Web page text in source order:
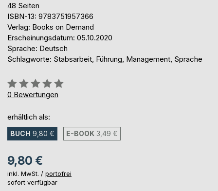
48 Seiten
ISBN-13: 9783751957366
Verlag: Books on Demand
Erscheinungsdatum: 05.10.2020
Sprache: Deutsch
Schlagworte: Stabsarbeit, Führung, Management, Sprache
Bewertung::
0%
0 Bewertungen
erhältlich als:
BUCH 9,80 € E-BOOK 3,49 €
9,80 €
inkl. MwSt. / portofrei
sofort verfügbar